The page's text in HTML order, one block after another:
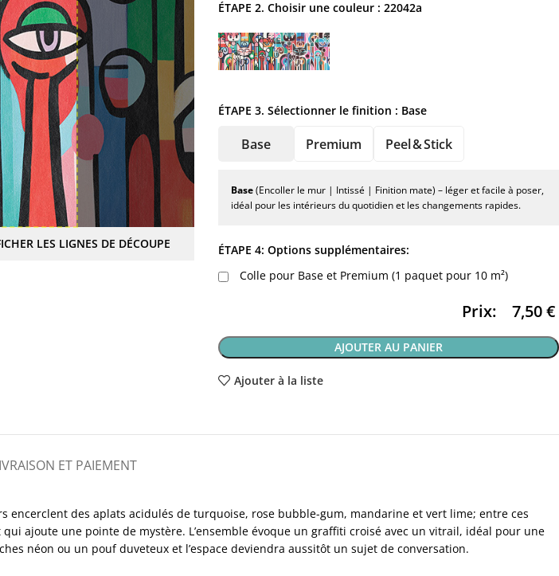
LES LIGNES DE DÉCOUPE
ÉTAPE 2. Choisir une couleur : 22042a
ÉTAPE 3. Sélectionner le finition : Base
Base Premium Peel & Stick
Base(Encoller le mur | Intissé | Finition mate) – léger et facile à poser,
idéal pour les intérieurs du quotidien et les changements rapides.
ÉTAPE 4: Options supplémentaires:
Colle pour Base et Premium (1 paquet pour 10 m²)
Prix: 7,50€
AJOUTER AU PANIER
Ajouter à la liste
ET PAIEMENT
encerclent des aplats acidulés de turquoise, rose bubble-gum, mandarine et vert lime; entre ces
ajoute une pointe de mystère. L’ensemble évoque un graffiti croisé avec un vitrail, idéal pour une
néon ou un pouf duveteux et l’espace deviendra aussitôt un sujet de conversation.